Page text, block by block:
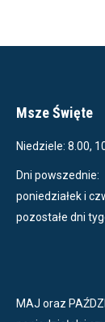
Msze Święte
Niedziele: 8.00,
Dni powszednie:
poniedziałek i
pozostałe dni
MAJ oraz